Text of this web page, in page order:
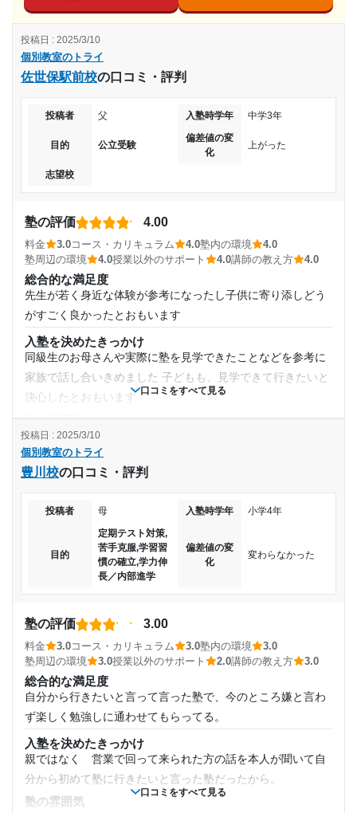
個別教室のトライ 新宮中央駅前校の口コミをもっと見る
日も特にサポートとか応援とかもなし。聞けば答えてくれ
利用詳細
通塾期間
2021年7月〜2022年3月(9ヶ月)
入塾時の学年
受講コース
通年
通塾頻度
週2日
1日あたりの授業時間
月額料金
30,001円〜40,000円
目的の達成度
未達成
成果がでなかったことと、自分が求めてた授業スタイル
じゃなかったこと。塾長に関しては、色々進路について
教えてくれたが、あまり一人一人には向き合ってる感じ
がしなかった。
志望校と合格状況
第一志望校：
第二志望校：
第三志望校：
コース・カリキュラム
はそこにはタッチしていない。
講師の教え方
考え方や対応は分からないが、成績に現れているので、良い
子なので。
塾内の環境
塾にどんな設備かあるのか分からないので、回答できない。
塾にどんな設備かあるのか分からないので、回答できない。
八王子駅から近いこともあって、八王子で一番賑やかな場所
であることは間違いない。なので、色々な遊びの誘惑はあり
そうな気がする。
授業以外のサポート
(相談・面談、家庭学習のサポート、授業以外のコミュニケーション等)
学習塾での勉強よりもむしろ、今まで自宅での勉強で机に向
かうことがなかった息子が変わったことが大きい。
利用詳細
通塾期間
入塾時の学年
高校1年
受講コース
通年,春期講習,夏期講習,冬期講習
週4日
1日あたりの授業時間
2時間～3時間未満
月額料金
50,001円〜100,000円
口コミをすべて見る
個別教室のトライ
佐世保駅前校の口コミ・評判
投稿日 : 2025/3/10
投稿者 父 入塾時学年 中学3年
目的 公立受験
偏差値の変
化
上がった
志望校
塾の評価 4.00
料金 3.0コース・カリキュラム 4.0塾内の環境
4.0
塾周辺の環境
4.0授業以外のサポート 4.0講師の教え方 4.0
総合的な満足度
先生が若く身近な体験が参考になったし子供に寄り添しどう
がすごく良かったとおもいます
入塾を決めたきっかけ
同級生のお母さんや実際に塾を見学できたことなどを参考に
家族で話し合いきめました 子どもも、見学できて行きたいと
決心したとおもいます
やや厳しい
料金
塾は始めてでそれまではほかから聞いてた話では高いなと思
コース・カリキュラム
塾の先生はこどもの成績を参考にカリキュラムを作成され指
導方法を考えられたと聞いています 無理無くできていたのだ
には厳しく時にはやさしく緩急をつけた指導方法が、身につ
いたと思います
塾内の環境
子どもと見学した時に感じたことは他の塾はわかりませんが
佐世保駅近くにありアクセスがとても良かった 迎えにいくと
きには近くに駐車場もありそういう意味ではとても良い場所
で通いやすかったとおもいます
授業以外のサポート
口コミをすべて見る
個別教室のトライ
豊川校の口コミ・評判
投稿日 : 2025/3/10
投稿者 母 入塾時学年 小学4年
目的
定期テスト対策,
苦手克服,学習習
慣の確立,学力伸
長／内部進学
偏差値の変
化
変わらなかった
塾の評価 3.00
料金 3.0コース・カリキュラム 3.0塾内の環境
3.0
塾周辺の環境
3.0授業以外のサポート 2.0講師の教え方 3.0
総合的な満足度
自分から行きたいと言って言った塾で、今のところ嫌と言わ
ず楽しく勉強しに通わせてもらってる。
入塾を決めたきっかけ
親ではなく 営業で回って来られた方の話を本人が聞いて自
分から初めて塾に行きたいと言った塾だったから。
塾の雰囲気